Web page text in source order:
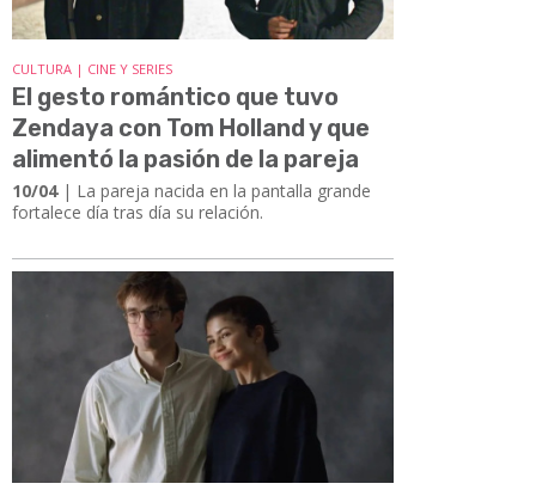
CULTURA | CINE Y SERIES
El gesto romántico que tuvo
Zendaya con Tom Holland y que
alimentó la pasión de la pareja
10/04| La pareja nacida en la pantalla grande
fortalece día tras día su relación.